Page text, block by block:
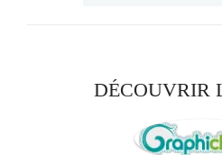
DÉCOUVRIR